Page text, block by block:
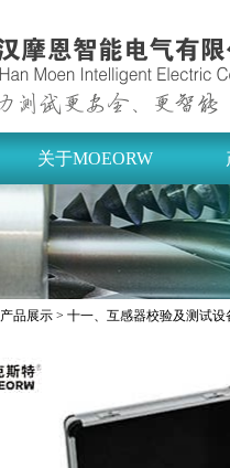
关于MOEORW
产品展示 > 十一、互感器校验及测试设